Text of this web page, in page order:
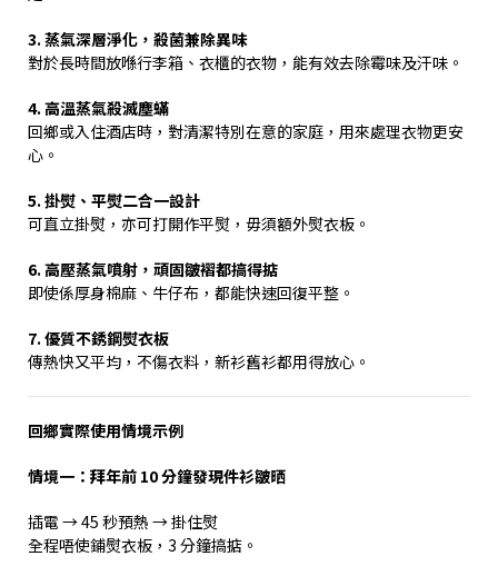
3. 蒸氣深層淨化，殺菌兼除異味
對於長時間放喺行李箱、衣櫃的衣物，能有效去除霉味及汗味。
4. 高溫蒸氣殺滅塵蟎
回鄉或入住酒店時，對清潔特別在意的家庭，用來處理衣物更安
心。
5. 掛熨、平熨二合一設計
可直立掛熨，亦可打開作平熨，毋須額外熨衣板。
6. 高壓蒸氣噴射，頑固皺褶都搞得掂
即使係厚身棉麻、牛仔布，都能快速回復平整。
7. 優質不銹鋼熨衣板
傳熱快又平均，不傷衣料，新衫舊衫都用得放心。
回鄉實際使用情境示例
情境一：拜年前 10分鐘發現件衫皺晒
插電 → 45 秒預熱 →掛住熨
全程唔使鋪熨衣板， 3 分鐘搞掂。